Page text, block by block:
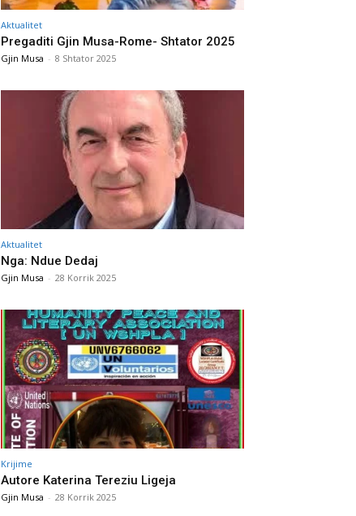
Aktualitet
Pregaditi Gjin Musa-Rome- Shtator 2025
Gjin Musa - 8 Shtator 2025
Aktualitet
Nga: Ndue Dedaj
Gjin Musa - 28 Korrik 2025
Krijime
Autore Katerina Tereziu Ligeja
Gjin Musa - 28 Korrik 2025